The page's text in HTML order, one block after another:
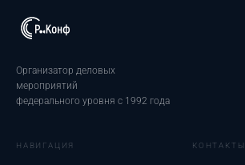
Организатор деловых
мероприятий
федерального уровня с 1992 года
НАВИГАЦИЯ КОНТАКТЫ